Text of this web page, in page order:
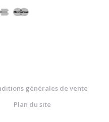
générales de vente
Plan du site